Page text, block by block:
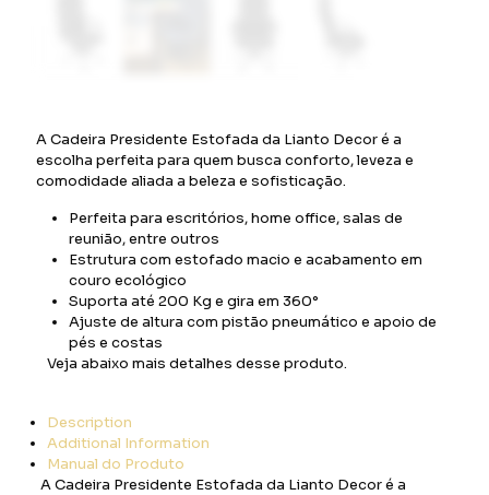
A Cadeira Presidente Estofada da Lianto Decor é a
escolha perfeita para quem busca conforto, leveza e
comodidade aliada a beleza e sofisticação.
Perfeita para escritórios, home office, salas de
reunião, entre outros
Estrutura com estofado macio e acabamento em
couro ecológico
Suporta até 200 Kg e gira em 360°
Ajuste de altura com pistão pneumático e apoio de
pés e costas
Veja abaixo mais detalhes desse produto.
Description
Additional Information
Manual do Produto
A Cadeira Presidente Estofada da Lianto Decor é a